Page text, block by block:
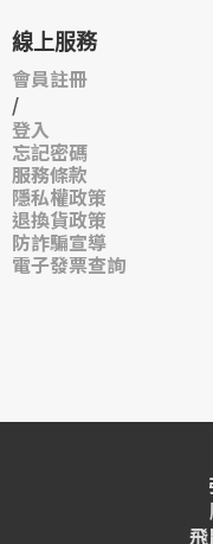
線上服務
會員註冊
/
登入
忘記密碼
服務條款
隱私權政策
退換貨政策
防詐騙宣導
電子發票查詢